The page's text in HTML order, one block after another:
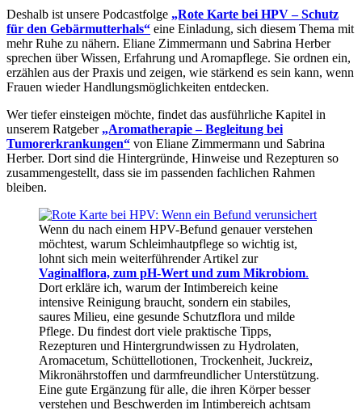
Deshalb ist unsere Podcastfolge „Rote Karte bei HPV – Schutz
für den Gebärmutterhals“ eine Einladung, sich diesem Thema mit
mehr Ruhe zu nähern. Eliane Zimmermann und Sabrina Herber
sprechen über Wissen, Erfahrung und Aromapflege. Sie ordnen ein,
erzählen aus der Praxis und zeigen, wie stärkend es sein kann, wenn
Frauen wieder Handlungsmöglichkeiten entdecken.
Wer tiefer einsteigen möchte, findet das ausführliche Kapitel in
unserem Ratgeber „Aromatherapie – Begleitung bei
Tumorerkrankungen“ von Eliane Zimmermann und Sabrina
Herber. Dort sind die Hintergründe, Hinweise und Rezepturen so
zusammengestellt, dass sie im passenden fachlichen Rahmen
bleiben.
Wenn du nach einem HPV-Befund genauer verstehen
möchtest, warum Schleimhautpflege so wichtig ist,
lohnt sich mein weiterführender Artikel zur
Vaginalflora, zum pH-Wert und zum Mikrobiom.
Dort erkläre ich, warum der Intimbereich keine
intensive Reinigung braucht, sondern ein stabiles,
saures Milieu, eine gesunde Schutzflora und milde
Pflege. Du findest dort viele praktische Tipps,
Rezepturen und Hintergrundwissen zu Hydrolaten,
Aromacetum, Schüttellotionen, Trockenheit, Juckreiz,
Mikronährstoffen und darmfreundlicher Unterstützung.
Eine gute Ergänzung für alle, die ihren Körper besser
verstehen und Beschwerden im Intimbereich achtsam